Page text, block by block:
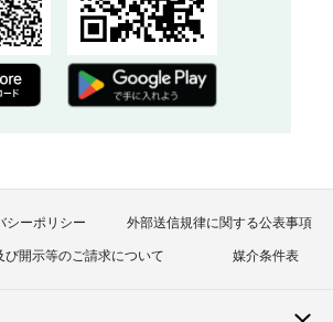
シーポリシー 外部送信規律に関する公表事項
開示等のご請求について 媒介条件表